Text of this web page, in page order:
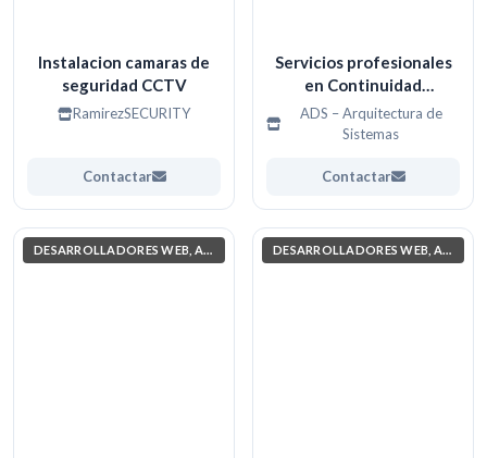
Instalacion camaras de
seguridad CCTV
RamirezSECURITY
Contactar
Servicios profesionales
en Continuidad
Operacional,
Infraestructura TI,
ADS – Arquitectura de
Sistemas
Contactar
DESARROLLADORES WEB, APPS. (PROGRAMACIÓN) DESARROLLADORES WEB, APPS. (PROGRAMACIÓN)